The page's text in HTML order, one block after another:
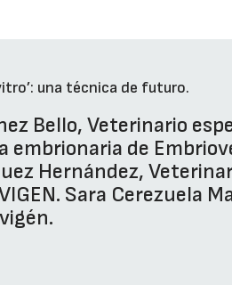
una técnica de futuro.
Bello, Veterinario
embrionaria de
Hernández,
Sara Cerezuela